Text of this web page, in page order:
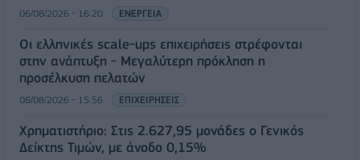
06/08/2026 - 16:20 ΕΝΕΡΓΕΙΑ
Οι ελληνικές scale-ups επιχειρήσεις στρέφονται
στην ανάπτυξη - Μεγαλύτερη πρόκληση η
προσέλκυση πελατών
06/08/2026 - 15:56 ΕΠΙΧΕΙΡΗΣΕΙΣ
Χρηματιστήριο: Στις 2.627,95 μονάδες ο Γενικός
Δείκτης Τιμών, με άνοδο 0,15%